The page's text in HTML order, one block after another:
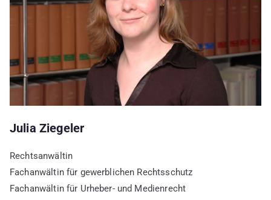
Julia Ziegeler
Rechtsanwältin
Fachanwältin für gewerblichen Rechtsschutz
Fachanwältin für Urheber- und Medienrecht